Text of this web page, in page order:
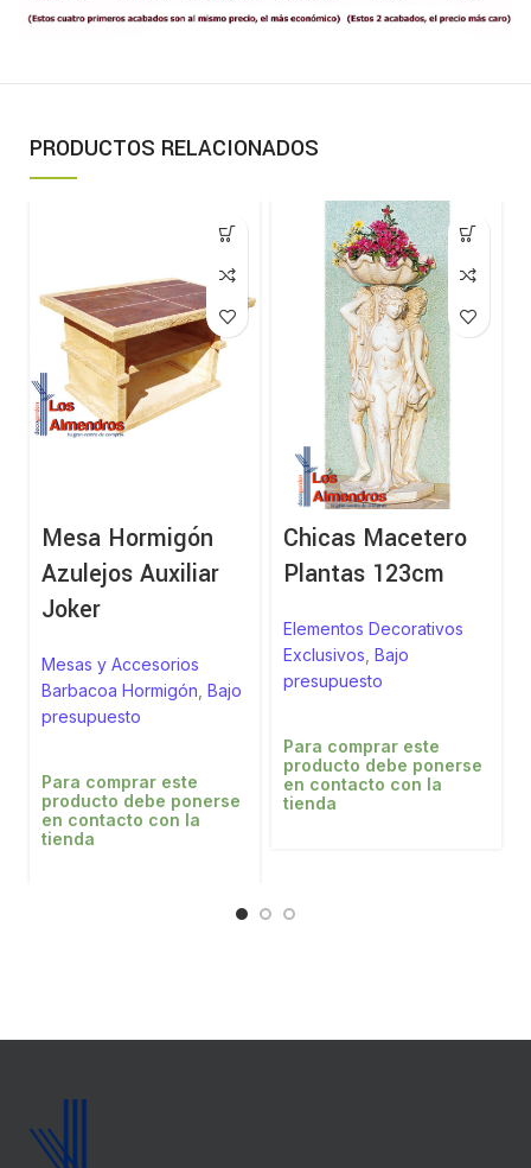
PRODUCTOS RELACIONADOS
Mesa Hormigón
Azulejos Auxiliar
Joker
Mesas y Accesorios
Barbacoa Hormigón ,Bajo
presupuesto
Para comprar este
producto debe ponerse
en contacto con la
tienda
Chicas Macetero
Plantas 123cm
Elementos Decorativos
Exclusivos Bajo
presupuesto
Para comprar este
producto debe ponerse
en contacto con la
tienda